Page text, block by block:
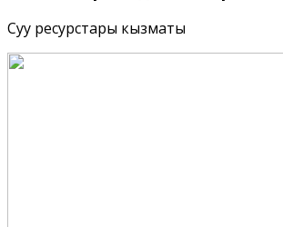
Суу ресурстары кызматы